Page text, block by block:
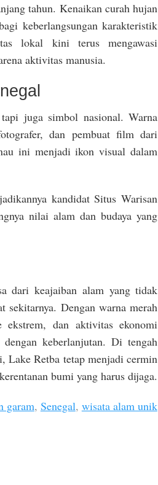
tahun. Kenaikan curah hujan
keberlangsungan karakteristik
lokal kini terus mengawasi
aktivitas manusia.
juga simbol nasional. Warna
dan pembuat film dari
ini menjadi ikon visual dalam
kandidat Situs Warisan
nilai alam dan budaya yang
dari keajaiban alam yang tidak
sekitarnya. Dengan warna merah
ekstrem, dan aktivitas ekonomi
keberlanjutan. Di tengah
Lake Retba tetap menjadi cermin
bumi yang harus dijaga.
garam, Senegal, wisata alam unik